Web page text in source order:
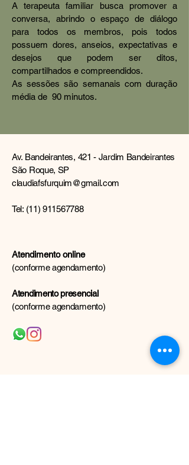
A terapeuta familiar busca promover a
conversa, abrindo o espaço de diálogo
para todos os membros, pois todos
possuem dores, anseios, expectativas e
desejos que podem ser ditos,
compartilhados e compreendidos.
As sessões são semanais com duração
média de 90 minutos.
Av. Bandeirantes, 421 - Jardim Bandeirantes
São Roque, SP
claudiafsfurquim@gmail.com
Tel: (11) 911567788
Atendimento online
(conforme agendamento)
Atendimento presencial
(conforme agendamento)